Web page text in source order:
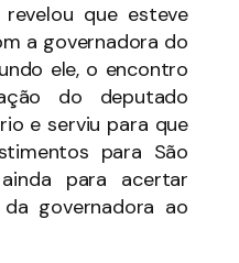
revelou que esteve
a governadora do
ele, o encontro
do deputado
e serviu para que
para São
para acertar
governadora ao